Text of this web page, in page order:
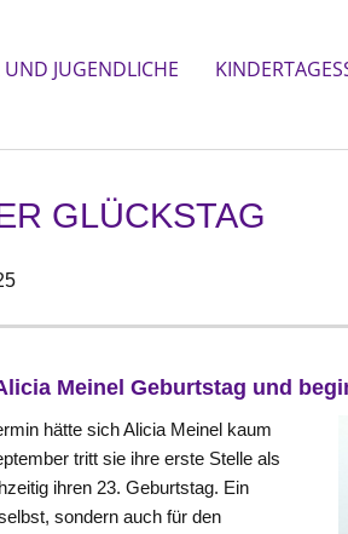
JUGENDLICHE
GLÜCKSTAG
Meinel Geburtstag und
hätte sich Alicia Meinel kaum
tritt sie ihre erste Stelle als
ihren 23. Geburtstag. Ein
sondern auch für den